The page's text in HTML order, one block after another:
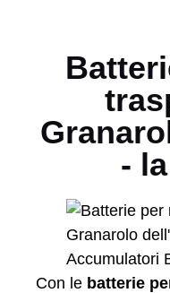
-
Con le batterie